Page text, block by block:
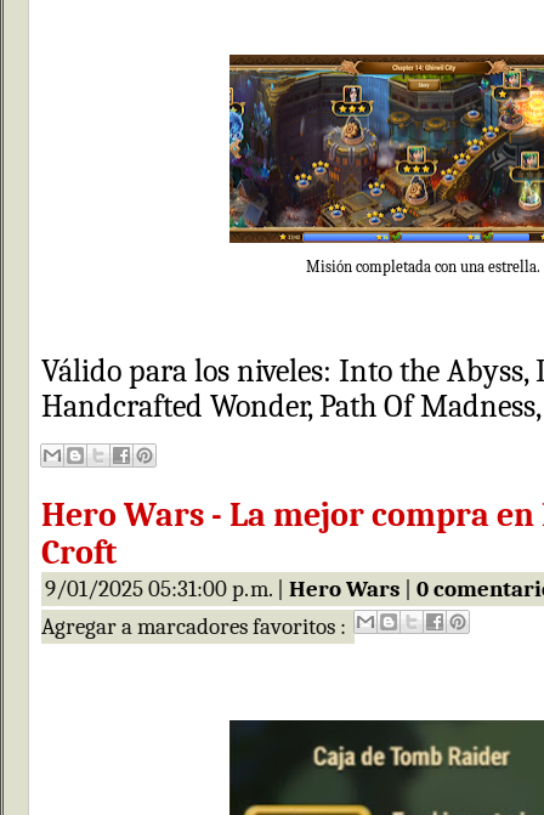
Misión completada con una estrella.
Válido para los niveles: Into the Abyss,
Handcrafted Wonder, Path Of
Hero Wars - La mejor compra
Croft
9/01/2025 05:31:00 p. m. | Hero Wars
0
Agregar a marcadores favoritos :